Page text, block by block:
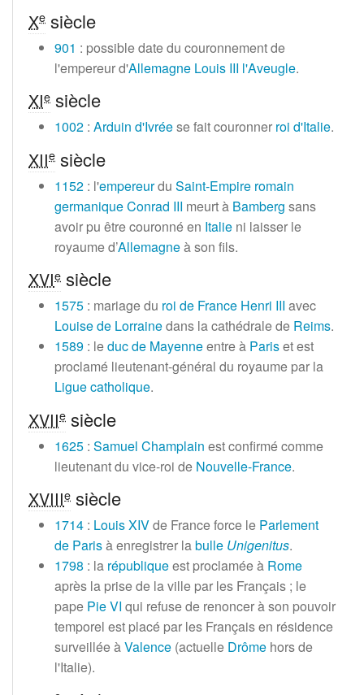
Xe siècle
901 : possible date du couronnement de
l'empereur d'Allemagne Louis III l'Aveugle.
XIe siècle
1002 : Arduin d'Ivréese fait couronner roi d'Italie.
XIIe siècle
1152 : l'empereurdu Saint-Empire romain
germaniqueConrad III meurt à Bamberg sans
avoir pu être couronné en Italie ni laisser le
royaume d’Allemagneà son fils.
XVIe siècle
1575 : mariage du roi de France Henri III avec
Louise de Lorrainedans la cathédrale de Reims.
1589 : leduc de Mayenneentre à Pariset est
proclamé lieutenant-général du royaume par la
Ligue catholique.
XVIIe siècle
1625 : Samuel Champlain est confirmé comme
lieutenant du vice-roi de Nouvelle-France.
XVIIIe siècle
1714 : Louis XIVde France force le Parlement
de Parisà enregistrer labulle Unigenitus.
1798 : la républiqueest proclamée à Rome
après la prise de la ville par les Français ; le
pape Pie VI qui refuse de renoncer à son pouvoir
temporel est placé par les Français en résidence
surveillée àValence (actuelle Drôme hors de
l'Italie).